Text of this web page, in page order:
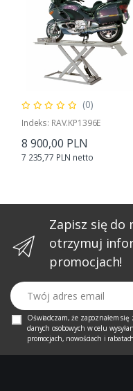
(0)
Indeks: RAV.KP1396E
8 900,00 PLN
7 235,77 PLN netto
Zapisz się do
otrzymuj
promocjach!
Twój adres email
Oświadczam, że zapoznałem się
danych osobowych w celu
promocjach, nowościach i rabatach